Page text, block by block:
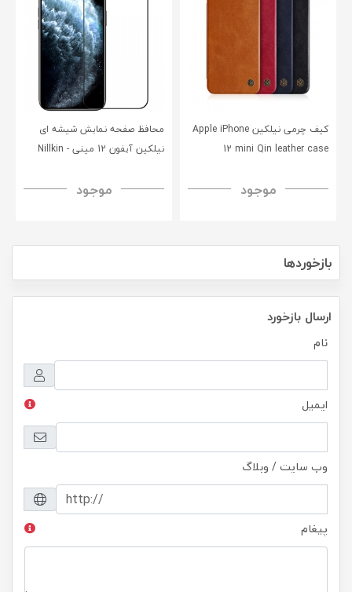
کیف چرمی نیلکین Apple iPhone
12 mini Qin leather case
موجود
محافظ صفحه نمایش شیشه‌ ای
نیلکین آیفون 12 مینی - Nillkin
tempered glassموجود
بازخوردها
ارسال بازخورد
نام
ایمیل
وب سایت / وبلاگ
پیغام